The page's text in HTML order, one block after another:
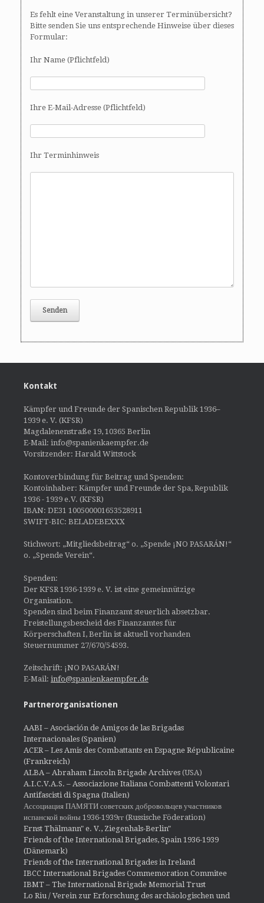
Es fehlt eine Veranstaltung in unserer Terminübersicht?
Bitte senden Sie uns entsprechende Hinweise über dieses
Formular:
Ihr Name (Pflichtfeld)
Ihre E-Mail-Adresse (Pflichtfeld)
Ihr Terminhinweis
Kontakt
Kämpfer und Freunde der Spanischen Republik 1936–
1939 e. V. (KFSR)
Magdalenenstraße 19, 10365 Berlin
E-Mail: info@spanienkaempfer.de
Vorsitzender: Harald Wittstock
Kontoverbindung für Beitrag und Spenden:
Kontoinhaber: Kämpfer und Freunde der Spa, Republik
1936 - 1939 e.V. (KFSR)
IBAN: DE31 100500001653528911
SWIFT-BIC: BELADEBEXXX
Stichwort: „Mitgliedsbeitrag“ o. „Spende ¡NO PASARÁN!“
o. „Spende Verein“.
Spenden:
Der KFSR 1936-1939 e. V. ist eine gemeinnützige
Organisation.
Spenden sind beim Finanzamt steuerlich absetzbar.
Freistellungsbescheid des Finanzamtes für
Körperschaften I, Berlin ist aktuell vorhanden
Steuernummer 27/670/54593.
Zeitschrift: ¡NO PASARÁN!
E-Mail: info@spanienkaempfer.de
Partnerorganisationen
AABI – Asociación de Amigos de las Brigadas
Internacionales (Spanien)
ACER – Les Amis des Combattants en Espagne Républicaine
(Frankreich)
ALBA – Abraham Lincoln Brigade Archives (USA)
A.I.C.V.A.S. – Associazione Italiana Combattenti Volontari
Antifascisti di Spagna (Italien)
Ассоциация ПАМЯТИ советских добровольцев участников
испанской войны 1936-1939гг (Russische Föderation)
Ernst Thälmann" e. V., Ziegenhals-Berlin"
Friends of the International Brigades, Spain 1936-1939
(Dänemark)
Friends of the International Brigades in Ireland
IBCC International Brigades Commemoration Commitee
IBMT – The International Brigade Memorial Trust
Lo Riu / Verein zur Erforschung des archäologischen und